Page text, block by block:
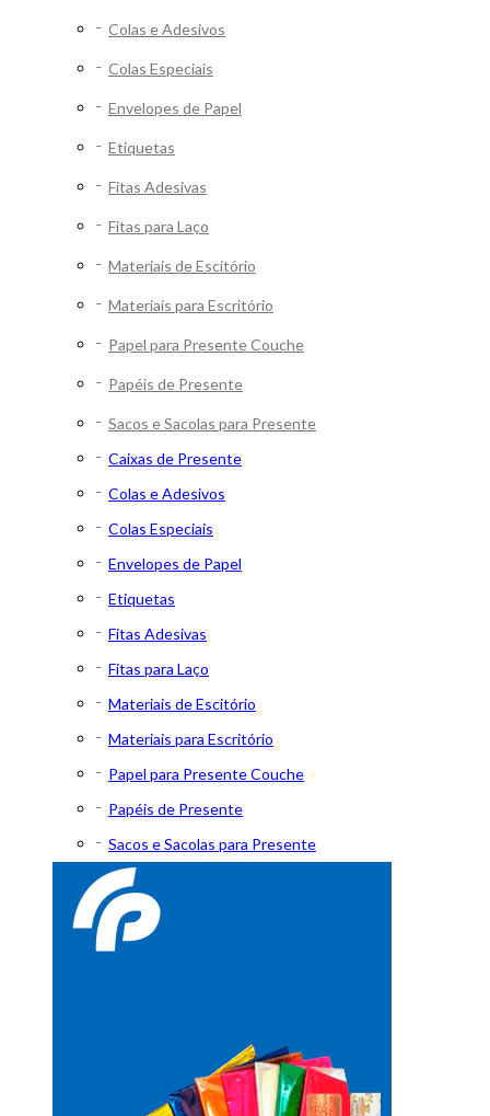
Colas e Adesivos
Colas Especiais
Envelopes de Papel
Etiquetas
Fitas Adesivas
Fitas para Laço
Materiais de Escitório
Materiais para Escritório
Papel para Presente Couche
Papéis de Presente
Sacos e Sacolas para Presente
Caixas de Presente
Colas e Adesivos
Colas Especiais
Envelopes de Papel
Etiquetas
Fitas Adesivas
Fitas para Laço
Materiais de Escitório
Materiais para Escritório
Papel para Presente Couche
Papéis de Presente
Sacos e Sacolas para Presente